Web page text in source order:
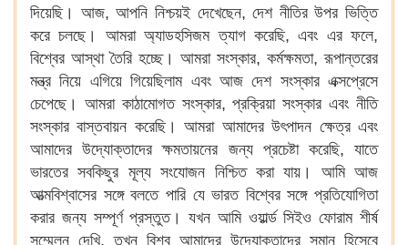
দিয়েছি। আজ, আপনি নিশ্চয়ই দেখেছেন, দেশ নীতির উপর ভিত্তি
করে চলছে। আমরা অ্যাডহসিজম ত্যাগ করেছি, এবং এর ফলে,
বিশ্বের আস্থা তৈরি হচ্ছে। আমরা সংস্কার, কর্মক্ষমতা, রূপান্তরের
মন্ত্র নিয়ে এগিয়ে গিয়েছিলাম এবং আজ দেশ সংস্কার এক্সপ্রেসে
চেপেছে। আমরা কাঠামোগত সংস্কার, প্রক্রিয়া সংস্কার এবং নীতি
সংস্কার বাস্তবায়ন করেছি। আমরা আমাদের উৎপাদন ক্ষেত্র এবং
আমাদের উদ্যোক্তাদের ক্ষমতায়নের জন্য প্রচেষ্টা করেছি, যাতে
ভারতের সবকিছুর মূল্য সংযোজন নিশ্চিত করা যায়। আমি আজ
আত্মবিশ্বাসের সঙ্গে বলতে পারি যে ভারত বিশ্বের সঙ্গে প্রতিযোগিতা
করার জন্য সম্পূর্ণ প্রস্তুত। যখন আমি ওয়ার্ল্ড সিইও ফোরাম শীর্ষ
সম্মেলন দেখি, তখন বিশ্ব আমাদের উদ্যোক্তাদের সমান হিসেবে